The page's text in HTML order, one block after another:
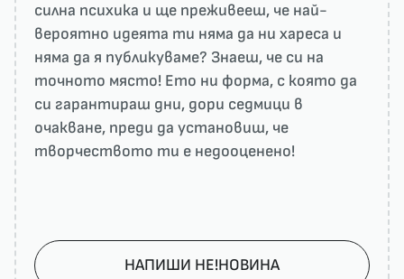
силна психика и ще преживееш, че най-
вероятно идеята ти няма да ни харесa и
няма да я публикуваме? Знаеш, че си на
точното място! Ето ни форма, с която да
си гарантираш дни, дори седмици в
очакване, преди да установиш, че
творчеството ти е недооценено!
НАПИШИ НЕ!НОВИНА